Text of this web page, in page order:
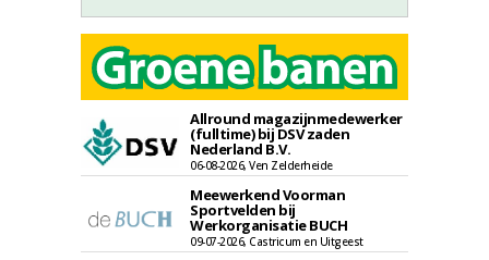
Allround magazijnmedewerker
(fulltime) bij DSV zaden
Nederland B.V.
06-08-2026, Ven Zelderheide
Meewerkend Voorman
Sportvelden bij
Werkorganisatie BUCH
09-07-2026, Castricum en Uitgeest